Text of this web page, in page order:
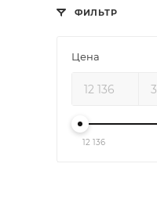
ФИЛЬТР
Цена
12 136